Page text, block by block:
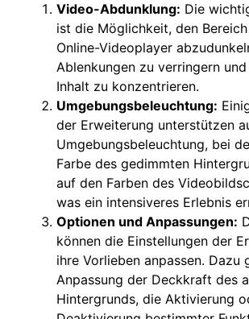
Video-Abdunklung: Die
ist die Möglichkeit, den
Online-Videoplayer
Ablenkungen zu verringern
Inhalt zu konzentrieren.
Umgebungsbeleuchtung:
der Erweiterung unterstützen
Umgebungsbeleuchtung, bei
Farbe des gedimmten
auf den Farben des
was ein intensiveres Erlebnis
Optionen und Anpassungen:
können die Einstellungen der
ihre Vorlieben anpassen. Dazu
Anpassung der Deckkraft des
Hintergrunds, die Aktivierung